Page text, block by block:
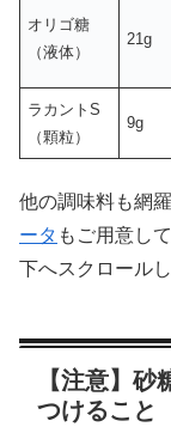
オリゴ糖
（液体）
21g
ラカントS
（顆粒）
9g
他の調味料も網
ータ もご用意し
下へスクロール
【注意】
つけること